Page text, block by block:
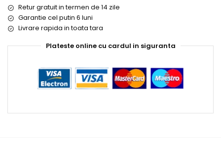
Retur gratuit in termen de 14 zile
Garantie cel putin 6 luni
Livrare rapida in toata tara
Plateste online cu cardul in siguranta